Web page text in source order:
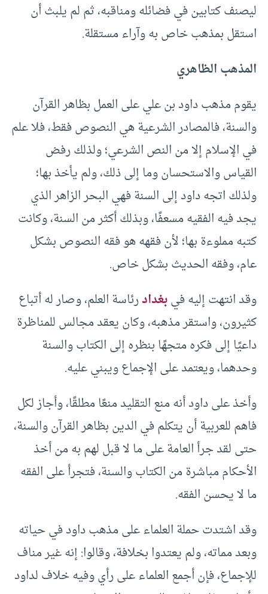
ليصنف كتابين في فضائله ومناقبه، ثم لم يلبث أن
استقل بمذهب خاص به وآراء مستقلة.
المذهب الظاهري
يقوم مذهب داود بن علي على العمل بظاهر القرآن
والسنة، فالمصادر الشرعية هي النصوص فقط، فلا علم
في الإسلام إلا من النص الشرعي؛ ولذلك رفض
القياس والاستحسان وما إلى ذلك، ولم يأخذ بها؛
ولذلك اتجه داود إلى السنة فهي البحر الزاهر الذي
يجد فيه الفقيه مسعفًا، وبذلك أكثر من السنة، وكانت
كتبه مملوءة بها؛ لأن فقهه هو فقه النصوص بشكل
عام، وفقه الحديث بشكل خاص.
وقد انتهت إليه فيبغدادرئاسة العلم، وصار له أتباع
كثيرون، واستقر مذهبه، وكان يعقد مجالس للمناظرة
داعيًا إلى فكره متجهًا بنظره إلى الكتاب والسنة
وحدهما، ويعتمد على الإجماع ويبني عليه.
وأخذ على داود أنه منع التقليد منعًا مطلقًا، وأجاز لكل
فاهم للعربية أن يتكلم في الدين بظاهر القرآن والسنة،
حتى لقد جرأ العامة على ما لا قبل لهم به من أخذ
الأحكام مباشرة من الكتاب والسنة، فتجرأ على الفقه
ما لا يحسن الفقه.
وقد اشتدت حملة العلماء على مذهب داود في حياته
وبعد مماته، ولم يعتدوا بخلافة، وقالوا: إنه غير مناف
للإجماع، فإن أجمع العلماء على رأي وفيه خلاف لداود